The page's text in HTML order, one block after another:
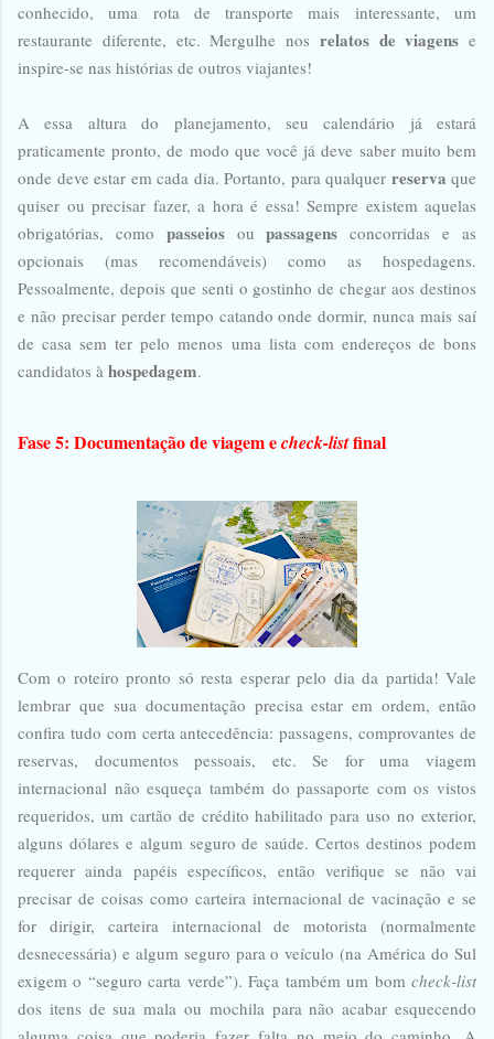
conhecido, uma rota de transporte mais interessante, um
restaurante diferente, etc. Mergulhe nos relatos de viagens e
inspire-se nas histórias de outros viajantes!
A essa altura do planejamento, seu calendário já estará
praticamente pronto, de modo que você já deve saber muito bem
onde deve estar em cada dia. Portanto, para qualquer reserva que
quiser ou precisar fazer, a hora é essa! Sempre existem aquelas
obrigatórias, como passeiosoupassagens concorridas e as
opcionais (mas recomendáveis) como as hospedagens.
Pessoalmente, depois que senti o gostinho de chegar aos destinos
e não precisar perder tempo catando onde dormir, nunca mais saí
de casa sem ter pelo menos uma lista com endereços de bons
candidatos à hospedagem.
Fase 5: Documentação de viagem echeck-listfinal
Com o roteiro pronto só resta esperar pelo dia da partida! Vale
lembrar que sua documentação precisa estar em ordem, então
confira tudo com certa antecedência: passagens, comprovantes de
reservas, documentos pessoais, etc. Se for uma viagem
internacional não esqueça também do passaporte com os vistos
requeridos, um cartão de crédito habilitado para uso no exterior,
alguns dólares e algum seguro de saúde. Certos destinos podem
requerer ainda papéis específicos, então verifique se não vai
precisar de coisas como carteira internacional de vacinação e se
for dirigir, carteira internacional de motorista (normalmente
desnecessária) e algum seguro para o veículo (na América do Sul
exigem o “seguro carta verde”). Faça também um bom check-list
dos itens de sua mala ou mochila para não acabar esquecendo